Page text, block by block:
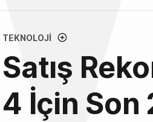
TEKNOLOJI
Satış
4 İçin Son